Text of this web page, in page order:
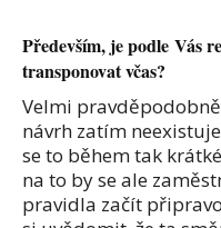
Především, je podle Vás
transponovat včas?
Velmi
návrh zatím
se to během tak
na to by se ale
pravidla začít